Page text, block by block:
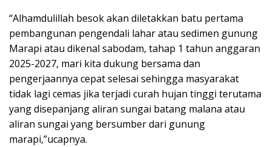
“Alhamdulillah besok akan diletakkan batu pertama
pembangunan pengendali lahar atau sedimen gunung
Marapi atau dikenal sabodam, tahap 1 tahun anggaran
2025-2027, mari kita dukung bersama dan
pengerjaannya cepat selesai sehingga masyarakat
tidak lagi cemas jika terjadi curah hujan tinggi terutama
yang disepanjang aliran sungai batang malana atau
aliran sungai yang bersumber dari gunung
marapi,”ucapnya.